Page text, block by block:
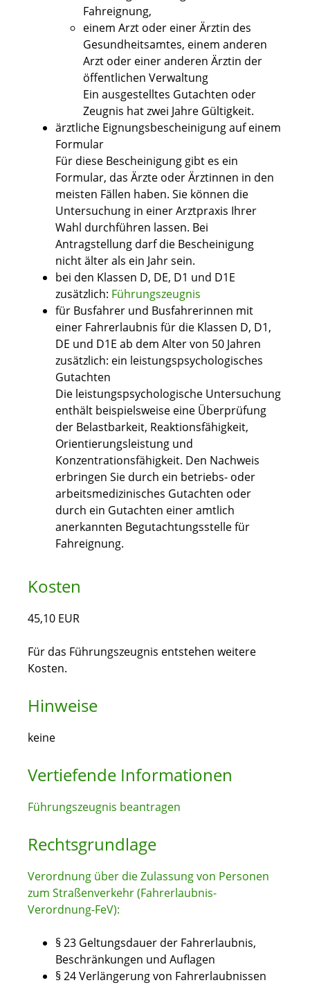
Fahreignung,
einem Arzt oder einer Ärztin des
Gesundheitsamtes, einem anderen
Arzt oder einer anderen Ärztin der
öffentlichen Verwaltung
Ein ausgestelltes Gutachten oder
Zeugnis hat zwei Jahre Gültigkeit.
ärztliche Eignungsbescheinigung auf einem
Formular
Für diese Bescheinigung gibt es ein
Formular, das Ärzte oder Ärztinnen in den
meisten Fällen haben. Sie können die
Untersuchung in einer Arztpraxis Ihrer
Wahl durchführen lassen. Bei
Antragstellung darf die Bescheinigung
nicht älter als ein Jahr sein.
bei den Klassen D, DE, D1 und D1E
zusätzlich: Führungszeugnis
für Busfahrer und Busfahrerinnen mit
einer Fahrerlaubnis für die Klassen D, D1,
DE und D1E ab dem Alter von 50 Jahren
zusätzlich: ein leistungspsychologisches
Gutachten
Die leistungspsychologische Untersuchung
enthält beispielsweise eine Überprüfung
der Belastbarkeit, Reaktionsfähigkeit,
Orientierungsleistung und
Konzentrationsfähigkeit. Den Nachweis
erbringen Sie durch ein betriebs- oder
arbeitsmedizinisches Gutachten oder
durch ein Gutachten einer amtlich
anerkannten Begutachtungsstelle für
Fahreignung.
Kosten
45,10 EUR
Für das Führungszeugnis entstehen weitere
Kosten.
Hinweise
keine
Vertiefende Informationen
Führungszeugnis beantragen
Rechtsgrundlage
Verordnung über die Zulassung von Personen
zum Straßenverkehr (Fahrerlaubnis-
Verordnung-FeV):
§ 23 Geltungsdauer der Fahrerlaubnis,
Beschränkungen und Auflagen
§ 24 Verlängerung von Fahrerlaubnissen